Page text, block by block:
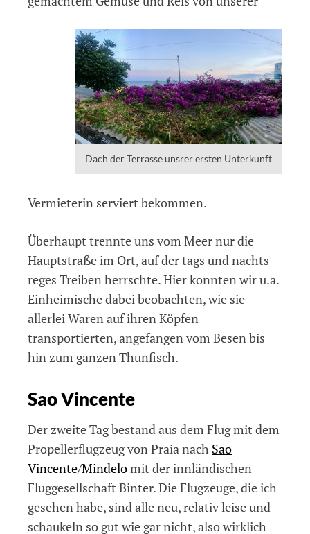
Dach der Terrasse unsrer ersten Unterkunft
Vermieterin serviert bekommen.
Überhaupt trennte uns vom Meer nur die
Hauptstraße im Ort, auf der tags und nachts
reges Treiben herrschte. Hier konnten wir u.a.
Einheimische dabei beobachten, wie sie
allerlei Waren auf ihren Köpfen
transportierten, angefangen vom Besen bis
hin zum ganzen Thunfisch.
Sao Vincente
Der zweite Tag bestand aus dem Flug mit dem
Propellerflugzeug von Praia nach Sao
Vincente/Mindelomit der innländischen
Fluggesellschaft Binter. Die Flugzeuge, die ich
gesehen habe, sind alle neu, relativ leise und
schaukeln so gut wie gar nicht, also wirklich